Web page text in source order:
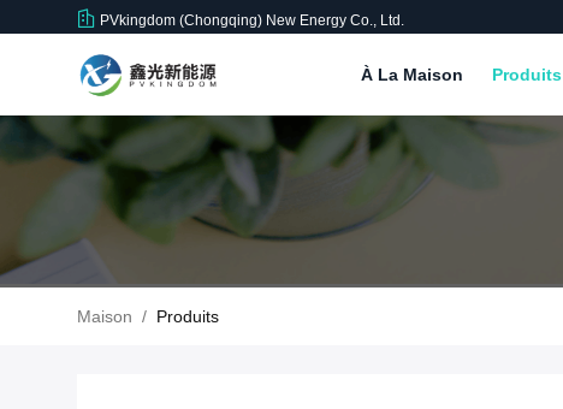
PVkingdom (Chongqing) New Energy Co., Ltd.
À La Maison Produits
Maison / Produits